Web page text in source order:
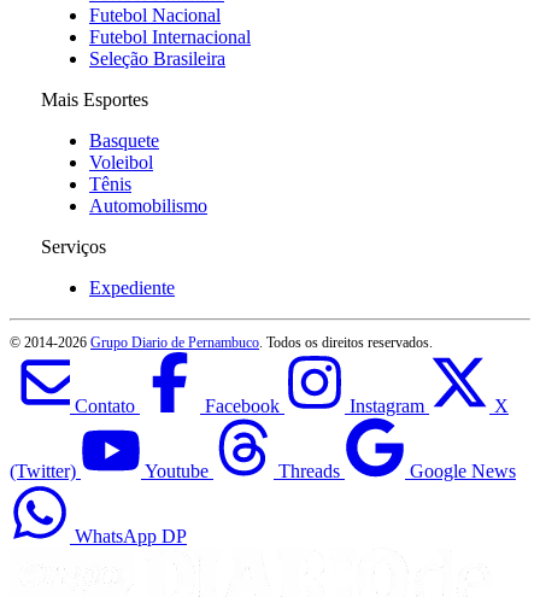
Futebol Nacional
Futebol Internacional
Seleção Brasileira
Mais Esportes
Basquete
Voleibol
Tênis
Automobilismo
Serviços
Expediente
© 2014-2026 Grupo Diario de Pernambuco . Todos os direitos reservados.
Contato Facebook Instagram X
(Twitter) Youtube Threads Google News
WhatsApp DP